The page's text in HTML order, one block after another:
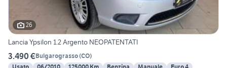
26
Lancia Ypsilon 1.2 Argento NEOPATENTATI
3.490 €Bulgarograsso(CO)